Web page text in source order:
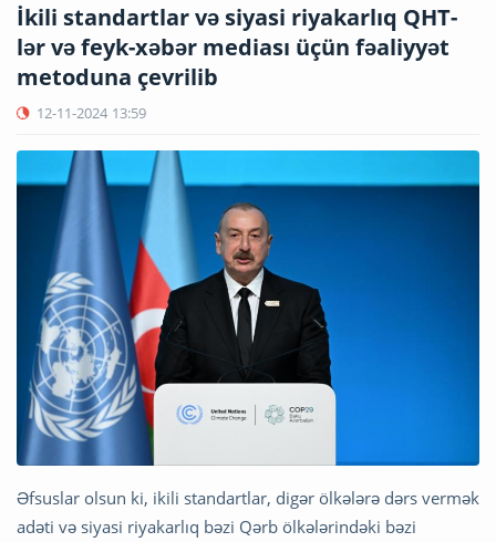
İkili standartlar və siyasi riyakarlıq QHT-
lər və feyk-xəbər mediası üçün fəaliyyət
metoduna çevrilib
12-11-2024 13:59
Əfsuslar olsun ki, ikili standartlar, digər ölkələrə dərs vermək
adəti və siyasi riyakarlıq bəzi Qərb ölkələrindəki bəzi